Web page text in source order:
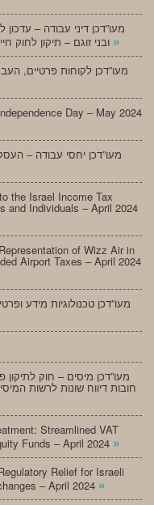
מעו”דכן דיני עבודה –
»
מעו”דכן לקוחות פרטיים,
Day – May 2024
מעו”דכן יחסי עבודה –
the Israel Income Tax
and Individuals – April 2024
of Wizz Air in
Airport Taxes – April 2024
מעו”דכן טכנולוגיות מידע
חובות דיווח שונות לרשות
Streamlined VAT
Funds – April 2024 »
Relief for Israeli
– April 2024 »